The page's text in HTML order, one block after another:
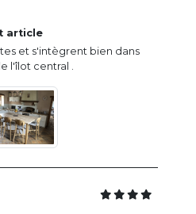
article
et s'intègrent bien dans
l'îlot central .